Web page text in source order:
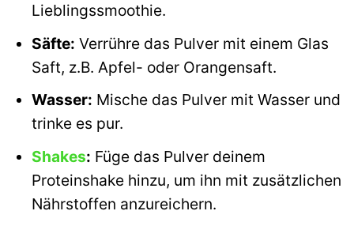
Lieblingssmoothie.
Säfte: Verrühre das Pulver mit einem Glas
Saft, z.B. Apfel- oder Orangensaft.
Wasser: Mische das Pulver mit Wasser und
trinke es pur.
Shakes: Füge das Pulver deinem
Proteinshake hinzu, um ihn mit zusätzlichen
Nährstoffen anzureichern.